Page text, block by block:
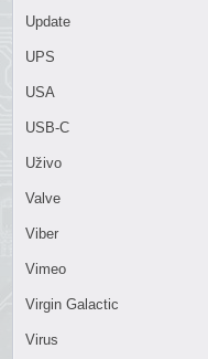
Update
UPS
USA
USB-C
Uživo
Valve
Viber
Vimeo
Virgin Galactic
Virus